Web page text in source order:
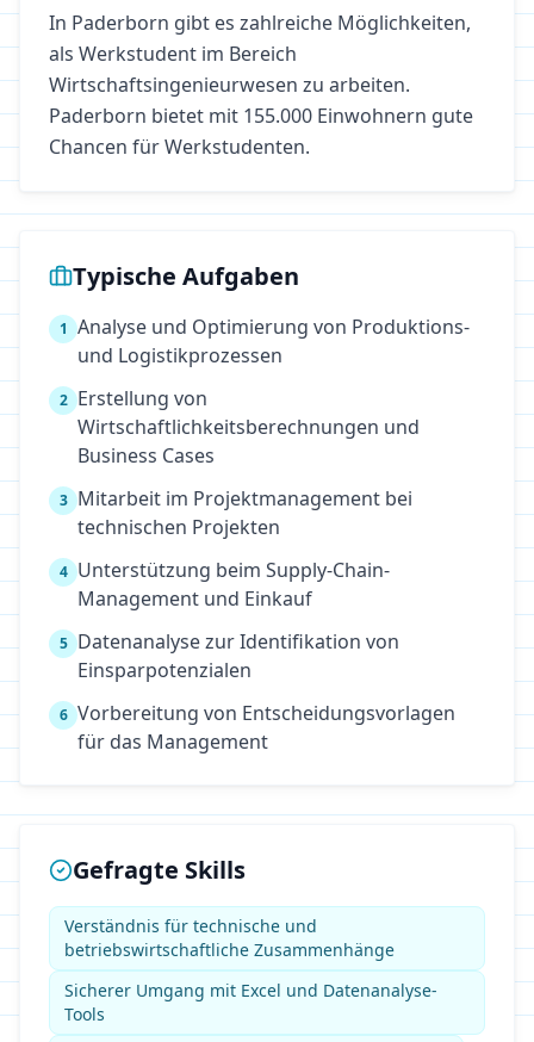
In Paderborn gibt es zahlreiche Möglichkeiten,
als Werkstudent im Bereich
Wirtschaftsingenieurwesen zu arbeiten.
Paderborn bietet mit 155.000 Einwohnern gute
Chancen für Werkstudenten.
Typische Aufgaben
1 Analyse und Optimierung von Produktions-
und Logistikprozessen
2 Erstellung von
Wirtschaftlichkeitsberechnungen und
Business Cases
3 Mitarbeit im Projektmanagement bei
technischen Projekten
4 Unterstützung beim Supply-Chain-
Management und Einkauf
5 Datenanalyse zur Identifikation von
Einsparpotenzialen
6 Vorbereitung von Entscheidungsvorlagen
für das Management
Gefragte Skills
Verständnis für technische und
betriebswirtschaftliche Zusammenhänge
Sicherer Umgang mit Excel und Datenanalyse-
Tools